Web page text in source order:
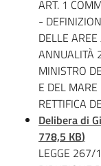
ART. 1
-
DELLE
ANNUALITÀ
MINISTRO
E DEL
RETTIFICA
Delibera di
778,5 KB)
LEGGE 267/